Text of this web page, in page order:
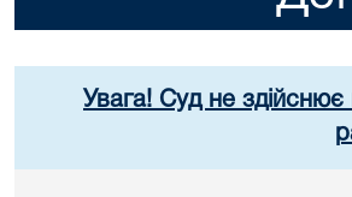
Увага! Суд не здійснює